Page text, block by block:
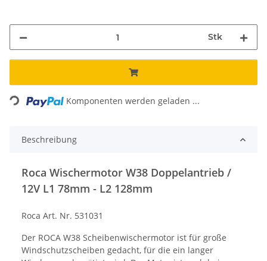
Stk
Loading... Komponenten werden geladen ...
Beschreibung
Roca Wischermotor W38 Doppelantrieb /
12V L1 78mm - L2 128mm
Roca Art. Nr. 531031
Der ROCA W38 Scheibenwischermotor ist für große
Windschutzscheiben gedacht, für die ein langer